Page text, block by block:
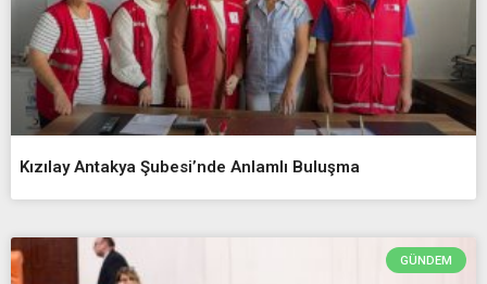
Kızılay Antakya Şubesi’nde Anlamlı Buluşma
GÜNDEM